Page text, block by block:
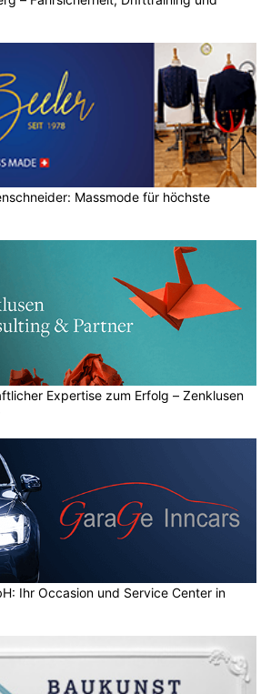
Massmode für höchste
Expertise zum Erfolg – Zenklusen
Ihr Occasion und Service Center in